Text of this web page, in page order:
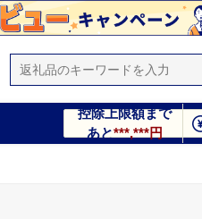
控除上限額まで
あと***,***円